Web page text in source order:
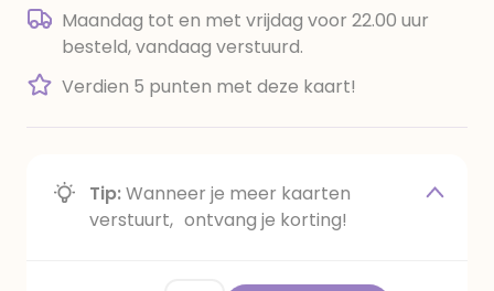
Maandag tot en met vrijdag voor 22.00 uur
besteld, vandaag verstuurd.
Verdien 5 punten met deze kaart!
Tip:Wanneer je meer kaarten
verstuurt, ontvang je korting!